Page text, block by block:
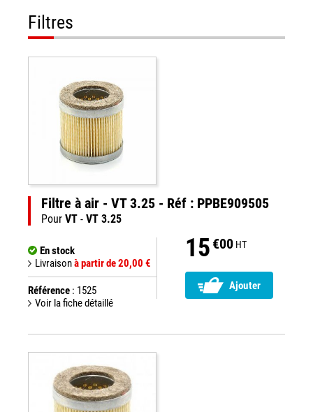
Filtres
Filtre à air - VT 3.25 - Réf : PPBE909505
Pour VT - VT 3.25
En stock
Livraisonà partir de 20,00 €
Référence : 1525
Voir la fiche détaillé
15 €00 HT
Ajouter